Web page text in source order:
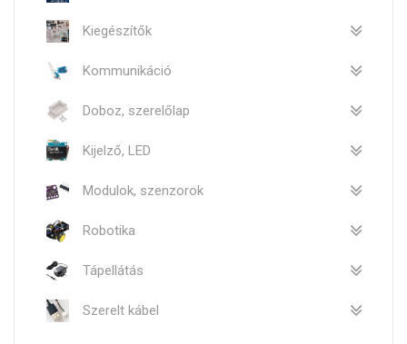
Kiegészítők
Kommunikáció
Doboz, szerelőlap
Kijelző, LED
Modulok, szenzorok
Robotika
Tápellátás
Szerelt kábel